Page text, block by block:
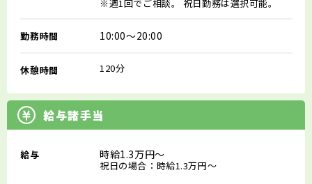
※週1回でご相談。 祝日勤務は選択可能。
勤務時間 10:00～20:00
休憩時間 120分
給与諸手当
給与 時給1.3万円～
祝日の場合：時給1.3万円～